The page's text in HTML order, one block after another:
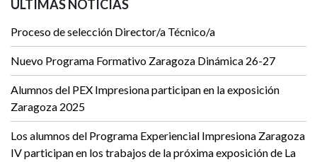
ÚLTIMAS NOTICIAS
Proceso de selección Director/a Técnico/a
Nuevo Programa Formativo Zaragoza Dinámica 26-27
Alumnos del PEX Impresiona participan en la exposición
Zaragoza 2025
Los alumnos del Programa Experiencial Impresiona Zaragoza
IV participan en los trabajos de la próxima exposición de La